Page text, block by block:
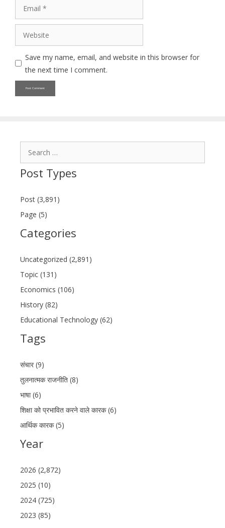
Save my name, email, and website in this browser for
the next time I comment.
Post Types
Post (3,891)
Page (5)
Categories
Uncategorized (2,891)
Topic (131)
Economics (106)
History (82)
Educational Technology (62)
Tags
संचार (9)
तुलनात्मक राजनीति (8)
भाषा (6)
शिक्षा को प्रभावित करने वाले कारक (6)
आर्थिक कारक (5)
Year
2026 (2,872)
2025 (10)
2024 (725)
2023 (85)